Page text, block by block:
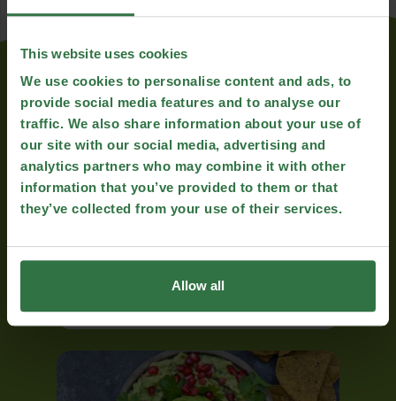
This website uses cookies
We use cookies to personalise content and ads, to
provide social media features and to analyse our
traffic. We also share information about your use of
our site with our social media, advertising and
analytics partners who may combine it with other
information that you’ve provided to them or that
they’ve collected from your use of their services.
Allow all
More Recipes...